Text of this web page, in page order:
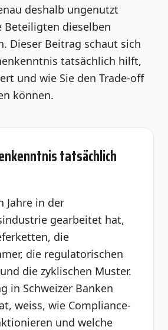
deshalb ungenutzt
Beteiligten dieselben
Dieser Beitrag schaut sich
tatsächlich hilft,
und wie Sie den Trade-off
können.
tatsächlich
Jahre in der
gearbeitet hat,
die
die regulatorischen
die zyklischen Muster.
in Schweizer Banken
weiss, wie Compliance-
und welche